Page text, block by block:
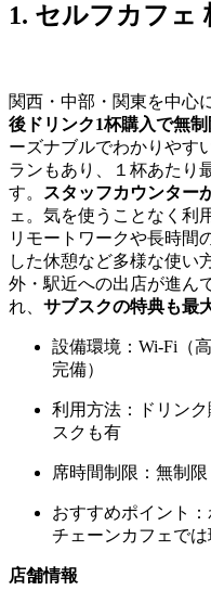
1. セルフカフェ
関西・中部・関東を中心
後ドリンク1杯購入で無
ーズナブルでわかりやす
ランもあり、１杯あたり
す。
スタッフカウンター
ェ。気を使うことなく利
リモートワークや長時間
した休憩など多様な使い
外・駅近への出店が進ん
れ、 サブスクの特典も最
設備環境：Wi-Fi（
完備）
利用方法：ドリン
スクも有
席時間制限：無制限
おすすめポイント
チェーンカフェで
店舗情報